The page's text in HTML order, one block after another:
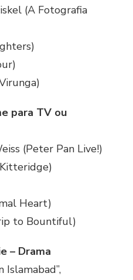
(A Fotografia
para TV ou
(Peter Pan Live!)
Heart)
to Bountiful)
– Drama
Islamabad”,